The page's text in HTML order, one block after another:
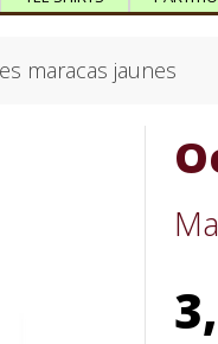
maracas jaunes